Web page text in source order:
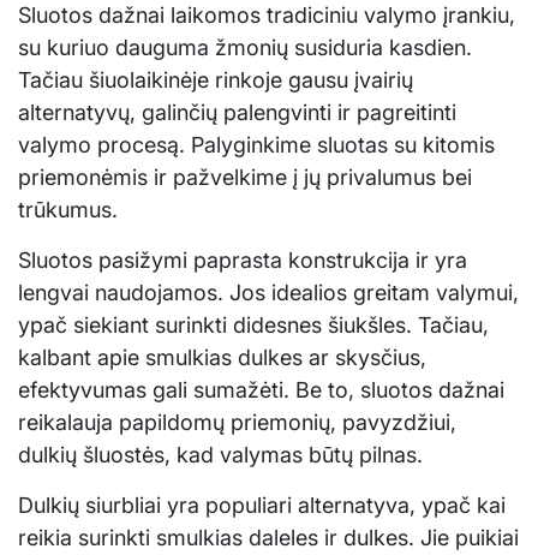
Sluotos dažnai laikomos tradiciniu valymo įrankiu,
su kuriuo dauguma žmonių susiduria kasdien.
Tačiau šiuolaikinėje rinkoje gausu įvairių
alternatyvų, galinčių palengvinti ir pagreitinti
valymo procesą. Palyginkime sluotas su kitomis
priemonėmis ir pažvelkime į jų privalumus bei
trūkumus.
Sluotos pasižymi paprasta konstrukcija ir yra
lengvai naudojamos. Jos idealios greitam valymui,
ypač siekiant surinkti didesnes šiukšles. Tačiau,
kalbant apie smulkias dulkes ar skysčius,
efektyvumas gali sumažėti. Be to, sluotos dažnai
reikalauja papildomų priemonių, pavyzdžiui,
dulkių šluostės, kad valymas būtų pilnas.
Dulkių siurbliai yra populiari alternatyva, ypač kai
reikia surinkti smulkias daleles ir dulkes. Jie puikiai